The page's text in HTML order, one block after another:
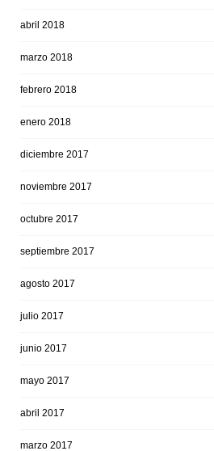
abril 2018
marzo 2018
febrero 2018
enero 2018
diciembre 2017
noviembre 2017
octubre 2017
septiembre 2017
agosto 2017
julio 2017
junio 2017
mayo 2017
abril 2017
marzo 2017